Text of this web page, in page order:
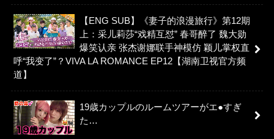
【ENG SUB】《妻子的浪漫旅行》第12期
上：采儿莉莎“戏精互怼” 春哥醉了 魏大勋
爆笑认亲 张杰谢娜联手神模仿 颖儿掌权直
呼“我变了”？VIVA LA ROMANCE EP12【湖南卫视官方频
道】
19歳カップルのルームツアーがエ●すぎ
た…